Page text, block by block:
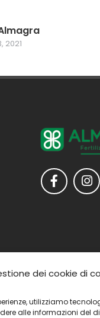
dei cookie di
utilizziamo
alle informazioni del
2021